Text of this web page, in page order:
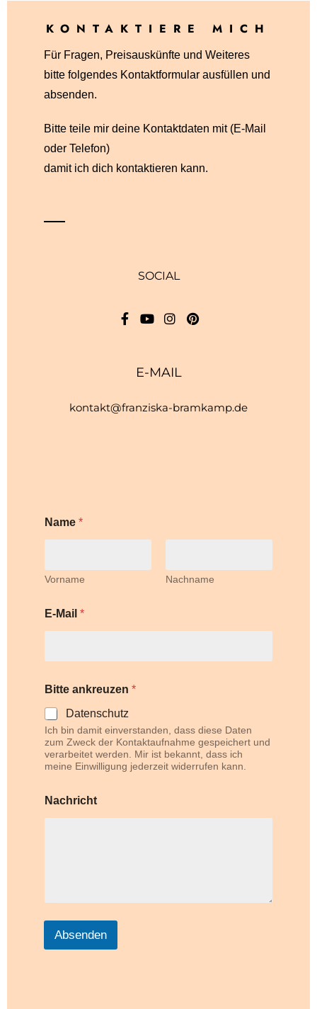
KONTAKTIERE MICH
Für Fragen, Preisauskünfte und Weiteres
bitte folgendes Kontaktformular ausfüllen und
absenden.
Bitte teile mir deine Kontaktdaten mit (E-Mail
oder Telefon)
damit ich dich kontaktieren kann.
SOCIAL
E-MAIL
kontakt@franziska-bramkamp.de
Name *
Vorname Nachname
E-Mail *
i
t
t
e
a
n
k
e
i
Bitte ankreuzen *
Datenschutz
Ich bin damit einverstanden, dass diese Daten
zum Zweck der Kontaktaufnahme gespeichert und
verarbeitet werden. Mir ist bekannt, dass ich
meine Einwilligung jederzeit widerrufen kann.
Nachricht
Absenden